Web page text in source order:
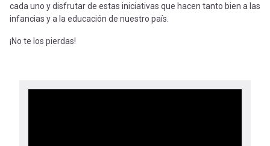
cada uno y disfrutar de estas iniciativas que hacen tanto bien a las
infancias y a la educación de nuestro país.
¡No te los pierdas!